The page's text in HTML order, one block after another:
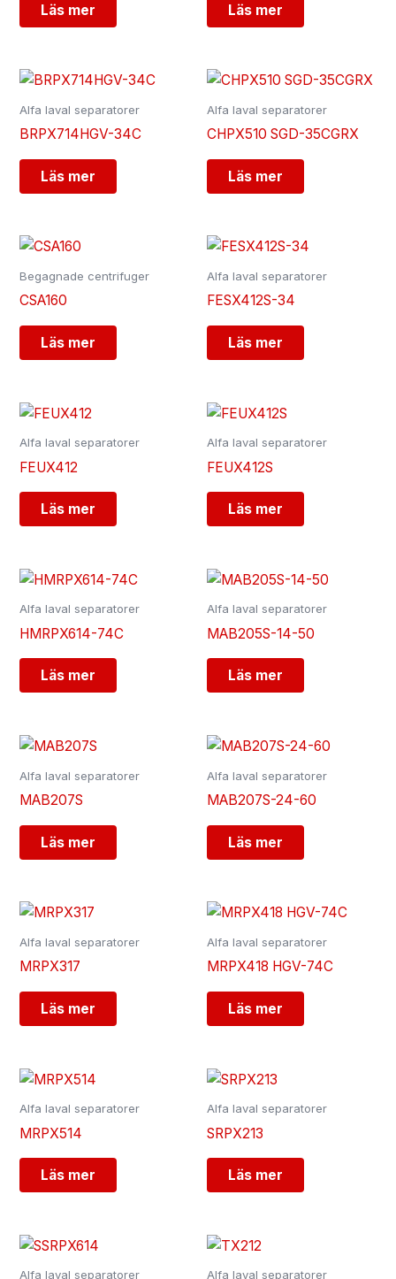
Läs mer Läs mer
Alfa laval separatorer
BRPX714HGV-34C
Läs mer
Alfa laval separatorer
CHPX510 SGD-35CGRX
Läs mer
Begagnade centrifuger
CSA160
Läs mer
Alfa laval separatorer
FESX412S-34
Läs mer
Alfa laval separatorer
FEUX412
Läs mer
Alfa laval separatorer
FEUX412S
Läs mer
Alfa laval separatorer
HMRPX614-74C
Läs mer
Alfa laval separatorer
MAB205S-14-50
Läs mer
Alfa laval separatorer
MAB207S
Läs mer
Alfa laval separatorer
MAB207S-24-60
Läs mer
Alfa laval separatorer
MRPX317
Läs mer
Alfa laval separatorer
MRPX418 HGV-74C
Läs mer
Alfa laval separatorer
MRPX514
Läs mer
Alfa laval separatorer
SRPX213
Läs mer
Alfa laval separatorer Alfa laval separatorer